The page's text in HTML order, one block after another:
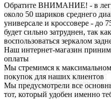
Обратите ВНИМАНИЕ! - в
около 50 шариков среднего
универсале и кроссовере - до
будет сильно затруднен, так
воспользоваться зеркалом
Наш интернет-магазин
оплаты
Мы стремимся к
покупок для наших клиентов
Мы предусмотрели все
тот, который удобен именно